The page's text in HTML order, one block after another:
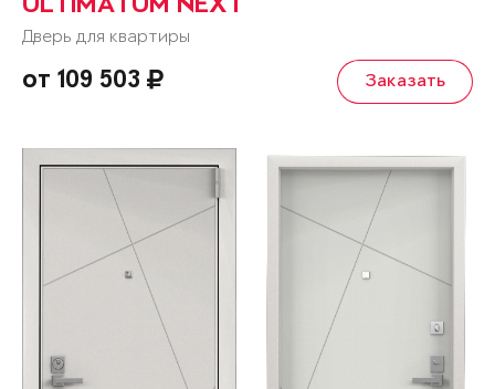
ULTIMATUM NEXT
Дверь для квартиры
от 109 503 Заказать